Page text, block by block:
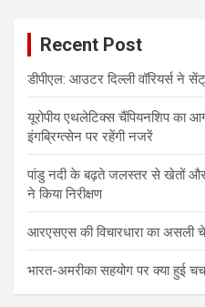
Recent Post
डीपीएल: आउटर दिल्ली वॉरियर्स ने
यूरोपीय एथलेटिक्स चैंपियनशिप का
इंगब्रिग्त्सेन पर रहेंगी नजरें
पांडु नदी के बढ़ते जलस्तर से खेतों और
ने किया निरीक्षण
आरएसएस की विचारधारा का असली
भारत-अमरीका सहयोग पर क्या हुई